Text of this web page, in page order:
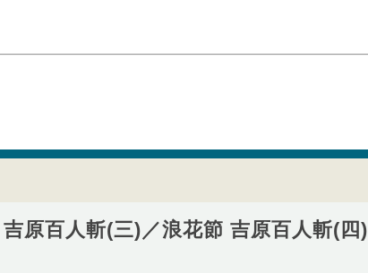
原百人斬(三)／浪花節 吉原百人斬(四)